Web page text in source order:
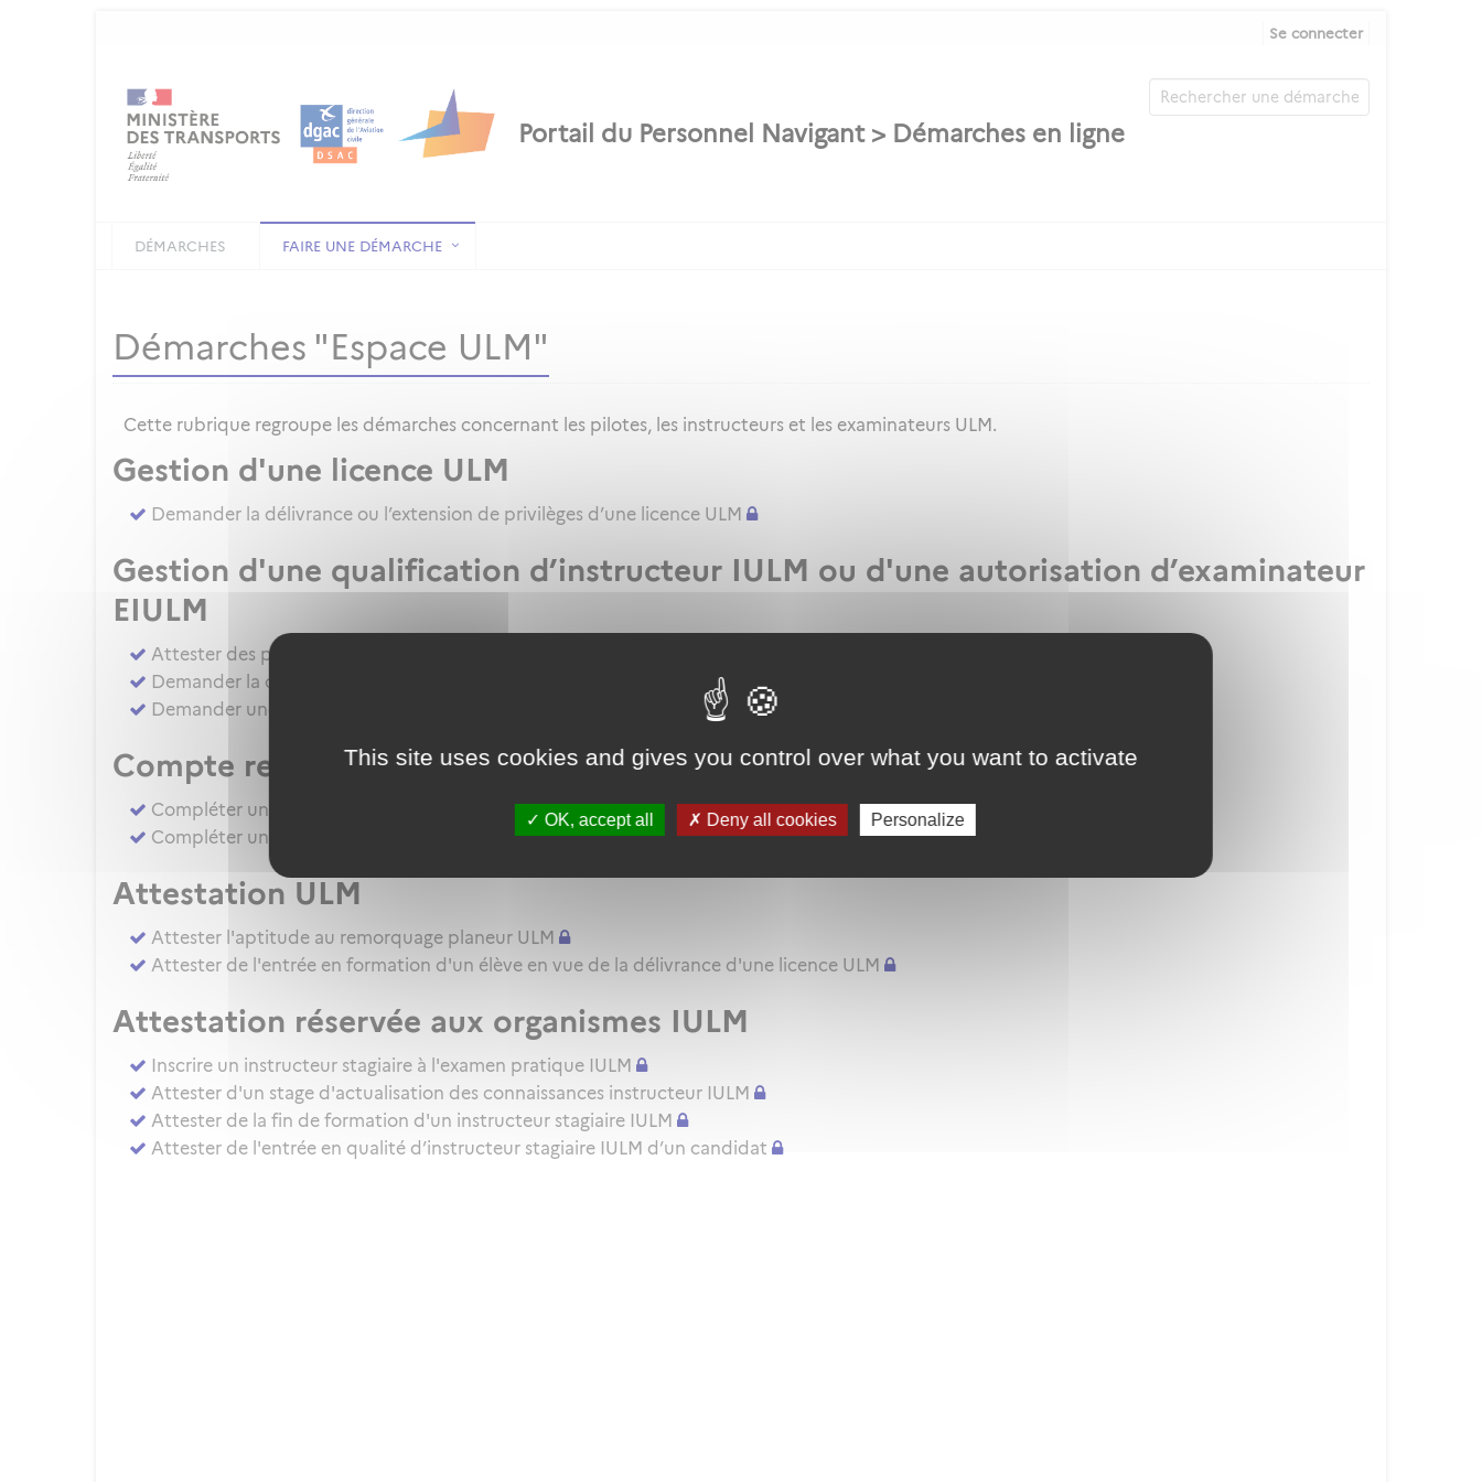
This site uses cookies and gives you control over what you want to activate
OK, accept all Deny all cookies Personalize
Se connecter
DÉMARCHES FAIRE UNE DÉMARCHE
Démarches "Espace ULM"
Cette rubrique regroupe les démarches concernant les pilotes, les instructeurs et les examinateurs ULM.
Gestion d'une licence ULM
Demander la délivrance ou l’extension de privilèges d’une licence ULM
Gestion d'une qualification d’instructeur IULM ou d'une autorisation d’examinateur
EIULM
Attester des prérequis pour devenir formateur d'instructeur ULM
Demander la délivrance, la prorogation, le renouvellement ou l'extension de privilèges de sa qualification IULM
Demander une autorisation d'examinateur d'instructeur EIULM
Compte rendu d’épreuve ULM
Compléter un compte rendu d'épreuve d'aptitude pratique instructeur IULM.
Compléter un compte rendu d'épreuve pratique ULM
Attestation ULM
Attester l'aptitude au remorquage planeur ULM
Attester de l'entrée en formation d'un élève en vue de la délivrance d'une licence ULM
Attestation réservée aux organismes IULM
Inscrire un instructeur stagiaire à l'examen pratique IULM
Attester d'un stage d'actualisation des connaissances instructeur IULM
Attester de la fin de formation d'un instructeur stagiaire IULM
Attester de l'entrée en qualité d’instructeur stagiaire IULM d’un candidat